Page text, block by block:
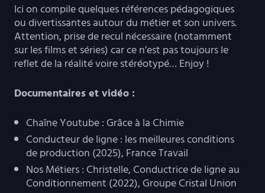
Ici on compile quelques références pédagogiques
ou divertissantes autour du métier et son univers.
Attention, prise de recul nécessaire (notamment
sur les films et séries) car ce n’est pas toujours le
reflet de la réalité voire stéréotypé… Enjoy !
Documentaires et vidéo :
Chaîne Youtube : Grâce à la Chimie
Conducteur de ligne : les meilleures conditions
de production (2025), France Travail
Nos Métiers : Christelle, Conductrice de ligne au
Conditionnement (2022), Groupe Cristal Union